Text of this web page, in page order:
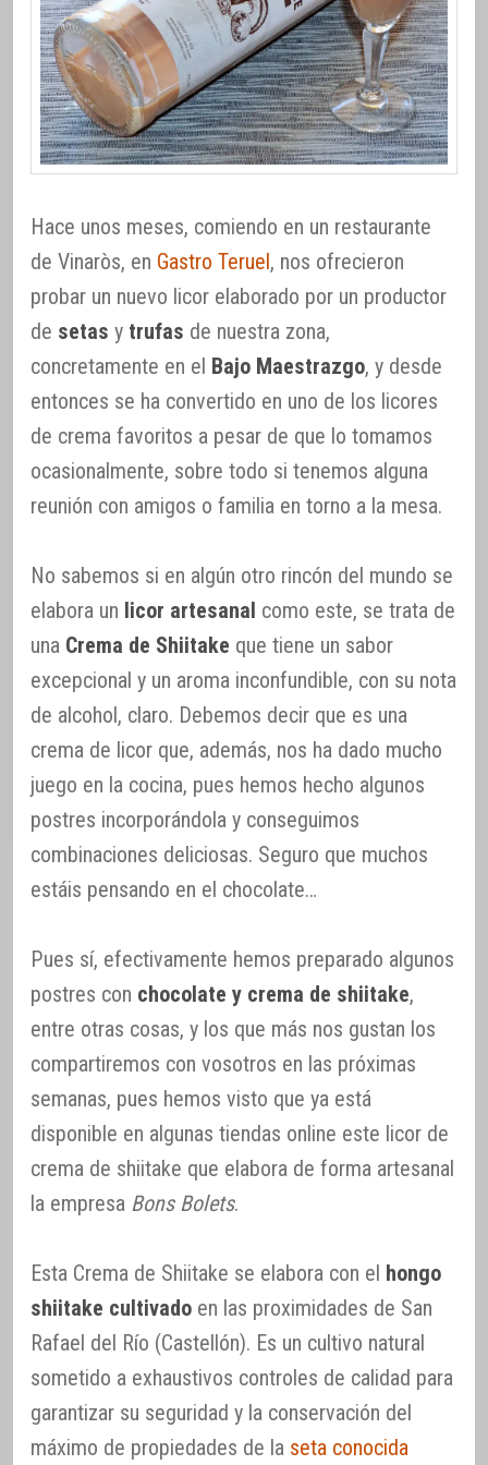
Hace unos meses, comiendo en un restaurante
de Vinaròs, en Gastro Teruel, nos ofrecieron
probar un nuevo licor elaborado por un productor
de setas y trufas de nuestra zona,
concretamente en el Bajo Maestrazgo, y desde
entonces se ha convertido en uno de los licores
de crema favoritos a pesar de que lo tomamos
ocasionalmente, sobre todo si tenemos alguna
reunión con amigos o familia en torno a la mesa.
No sabemos si en algún otro rincón del mundo se
elabora un licor artesanal como este, se trata de
una Crema de Shiitake que tiene un sabor
excepcional y un aroma inconfundible, con su nota
de alcohol, claro. Debemos decir que es una
crema de licor que, además, nos ha dado mucho
juego en la cocina, pues hemos hecho algunos
postres incorporándola y conseguimos
combinaciones deliciosas. Seguro que muchos
estáis pensando en el chocolate…
Pues sí, efectivamente hemos preparado algunos
postres con chocolate y crema de shiitake,
entre otras cosas, y los que más nos gustan los
compartiremos con vosotros en las próximas
semanas, pues hemos visto que ya está
disponible en algunas tiendas online este licor de
crema de shiitake que elabora de forma artesanal
la empresa Bons Bolets.
Esta Crema de Shiitake se elabora con el hongo
shiitake cultivado en las proximidades de San
Rafael del Río (Castellón). Es un cultivo natural
sometido a exhaustivos controles de calidad para
garantizar su seguridad y la conservación del
máximo de propiedades de la seta conocida